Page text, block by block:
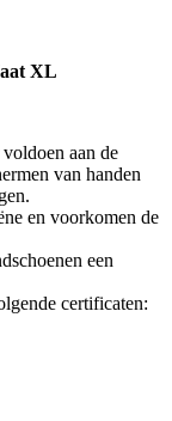
XL
aan de
van handen
en voorkomen de
een
certificaten: